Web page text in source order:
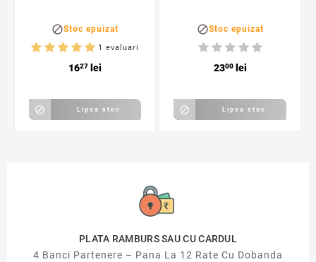
Stoc epuizat
1 evaluari
1627lei
 Lipsa stoc
Stoc epuizat
2300lei
 Lipsa stoc
PLATA RAMBURS SAU CU CARDUL
4 Banci Partenere – Pana La 12 Rate Cu Dobanda